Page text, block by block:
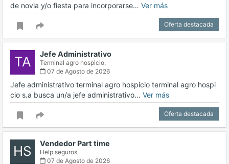
de novia y/o fiesta para incorporarse… Ver más
Oferta destacada
TA Jefe Administrativo
Terminal agro hospicio,
07 de Agosto de 2026
Jefe administrativo terminal agro hospicio terminal agro hospi
cio s.a busca un/a jefe administrativo… Ver más
Oferta destacada
HS Vendedor Part time
Help seguros,
07 de Agosto de 2026